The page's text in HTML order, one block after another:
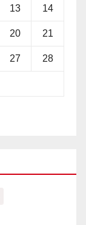
13 14
20 21
27 28